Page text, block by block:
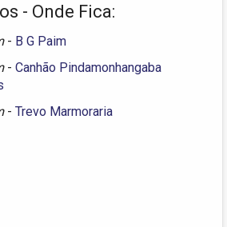
- Onde Fica:
- B G Paim
- Canhão Pindamonhangaba
- Trevo Marmoraria